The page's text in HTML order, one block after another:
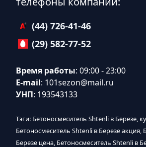
(44) 726-41-46
(29) 582-77-52
Время работы: 09:00 - 23:00
E-mail: 101sezon@mail.ru
УНП: 193543133
Тэги: Бетоносмеситель Shtenli в Березе,
Бетоносмеситель Shtenli в Березе
Березе цена, Бетоносмеситель Shtenli в